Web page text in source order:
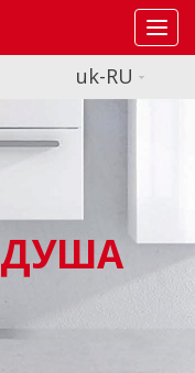
uk-RU
ДУША